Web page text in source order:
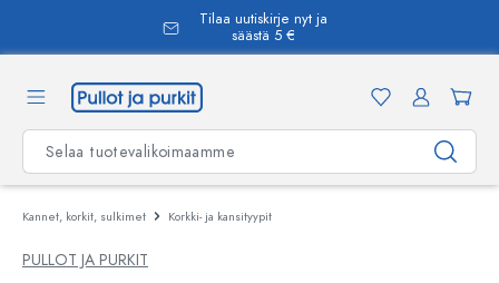
Tilaa uutiskirje nyt ja
säästä 5 €
Kannet, korkit, sulkimet Korkki- ja kansityypit
PULLOT JA PURKIT